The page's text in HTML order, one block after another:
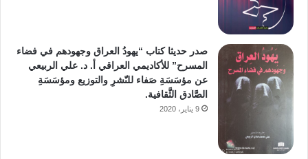
صدر حديثا كتاب “يهودُ العراق وجهودهم في فضاء
المسرح” للأكاديمي العراقي أ. د. علي الربيعي
عن مؤسَسَةِ صَفاء للنّشرِ والتوزيع ومؤسَسَةِ
الصَّادق الثَّقافية.
9 يناير، 2020